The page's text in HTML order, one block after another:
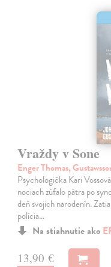
Vraždy v Sone
Enger Thomas,
Psychologička Kari
nociach zúfalo pátra po
deň svojich narodenín.
polícia…
Na stiahnutie ako
13,90 €